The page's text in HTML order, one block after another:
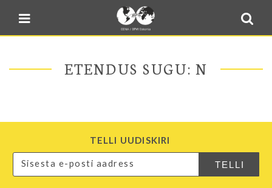
Sulge menüü
Blogi
E-pood
Minu BPW
ETENDUS SUGU: N
TELLI UUDISKIRI